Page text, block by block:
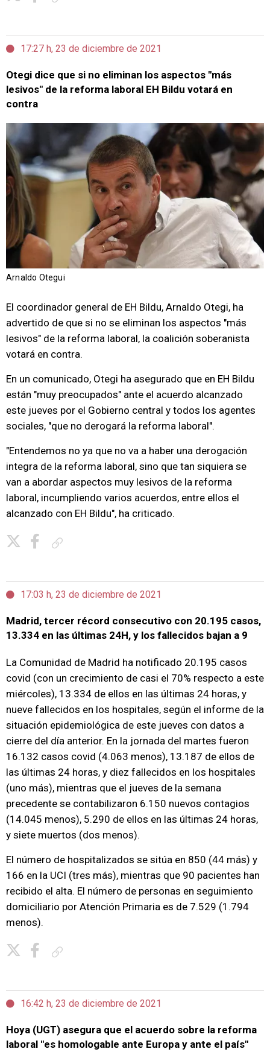
17:27 h, 23 de diciembre de 2021
Otegi dice que si no eliminan los aspectos "más
lesivos" de la reforma laboral EH Bildu votará en
contra
Arnaldo Otegui
El coordinador general de EH Bildu, Arnaldo Otegi, ha
advertido de que si no se eliminan los aspectos "más
lesivos" de la reforma laboral, la coalición soberanista
votará en contra.
En un comunicado, Otegi ha asegurado que en EH Bildu
están "muy preocupados" ante el acuerdo alcanzado
este jueves por el Gobierno central y todos los agentes
sociales, "que no derogará la reforma laboral".
"Entendemos no ya que no va a haber una derogación
integra de la reforma laboral, sino que tan siquiera se
van a abordar aspectos muy lesivos de la reforma
laboral, incumpliendo varios acuerdos, entre ellos el
alcanzado con EH Bildu", ha criticado.
17:03 h, 23 de diciembre de 2021
Madrid, tercer récord consecutivo con 20.195 casos,
13.334 en las últimas 24H, y los fallecidos bajan a 9
La Comunidad de Madrid ha notificado 20.195 casos
covid (con un crecimiento de casi el 70% respecto a este
miércoles), 13.334 de ellos en las últimas 24 horas, y
nueve fallecidos en los hospitales, según el informe de la
situación epidemiológica de este jueves con datos a
cierre del día anterior. En la jornada del martes fueron
16.132 casos covid (4.063 menos), 13.187 de ellos de
las últimas 24 horas, y diez fallecidos en los hospitales
(uno más), mientras que el jueves de la semana
precedente se contabilizaron 6.150 nuevos contagios
(14.045 menos), 5.290 de ellos en las últimas 24 horas,
y siete muertos (dos menos).
El número de hospitalizados se sitúa en 850 (44 más) y
166 en la UCI (tres más), mientras que 90 pacientes han
recibido el alta. El número de personas en seguimiento
domiciliario por Atención Primaria es de 7.529 (1.794
menos).
16:42 h, 23 de diciembre de 2021
Hoya (UGT) asegura que el acuerdo sobre la reforma
laboral "es homologable ante Europa y ante el país"